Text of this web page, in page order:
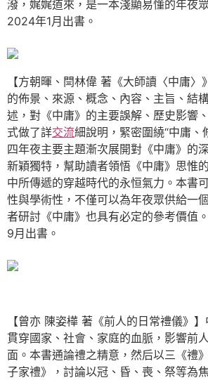
潑，娓娓道來，是一本淺顯易懂的年夜
2024年1月出書。
【方朝暉、閆林偉 著《大師讀〈中庸〉
的佈景、來源、概念、內容、主旨、結
述，對《中庸》的主要誤解、歷史影響
式做了詳交流細說明，緊密圍繞“中庸、
四年夜主要主題漸次展開對《中庸》的
新穎獨特，幫助讀者領悟《中庸》思惟
中所傳遞的穿越時代的永恒氣力。本書
性與學術性，不僅可以為年夜眾供給一
者研討《中庸》也具有必定的參考價值
9月出書。
【曾亦 陳姿樺 著《前人的日常禮儀》
貫穿國家、社會、家庭的血脈，影響前
面。本書通論禮之精意，然后以三《禮
子家禮》，討論以冠、昏、喪、祭等為